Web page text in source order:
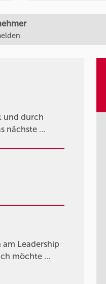
und durch
nächste …
Leadership
möchte …